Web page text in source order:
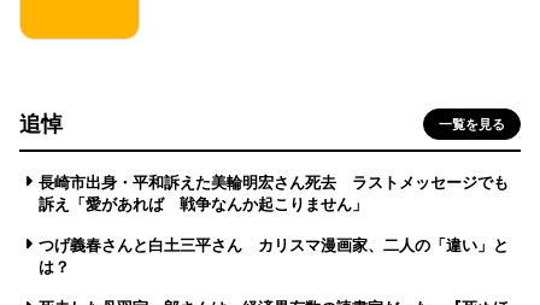
追悼 一覧を見る
長崎市出身・平和訴えた美輪明宏さん死去 ラストメッセージでも
訴え「愛があれば 戦争なんか起こりません」
つげ義春さんと白土三平さん カリスマ漫画家、二人の「違い」と
は？